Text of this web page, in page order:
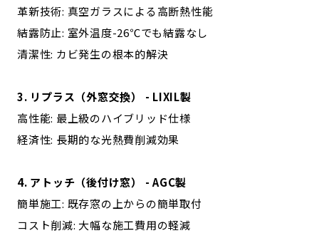
革新技術: 真空ガラスによる高断熱性能
結露防止: 室外温度-26℃でも結露なし
清潔性: カビ発生の根本的解決
3. リプラス（外窓交換） - LIXIL製
高性能: 最上級のハイブリッド仕様
経済性: 長期的な光熱費削減効果
4. アトッチ（後付け窓） - AGC製
簡単施工: 既存窓の上からの簡単取付
コスト削減: 大幅な施工費用の軽減